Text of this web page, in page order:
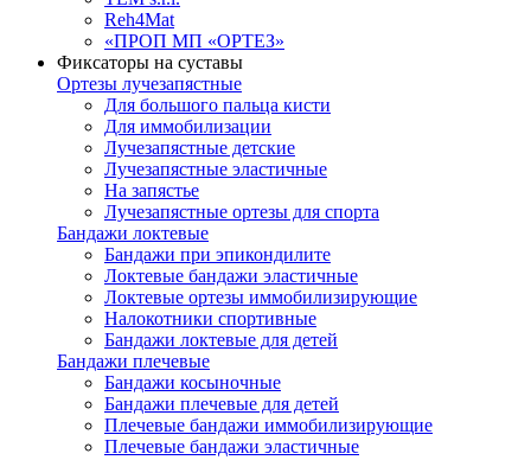
Reh4Mat
«ПРОП МП «ОРТЕЗ»
Фиксаторы на суставы
Ортезы лучезапястные
Для большого пальца кисти
Для иммобилизации
Лучезапястные детские
Лучезапястные эластичные
На запястье
Лучезапястные ортезы для спорта
Бандажи локтевые
Бандажи при эпикондилите
Локтевые бандажи эластичные
Локтевые ортезы иммобилизирующие
Налокотники спортивные
Бандажи локтевые для детей
Бандажи плечевые
Бандажи косыночные
Бандажи плечевые для детей
Плечевые бандажи иммобилизирующие
Плечевые бандажи эластичные